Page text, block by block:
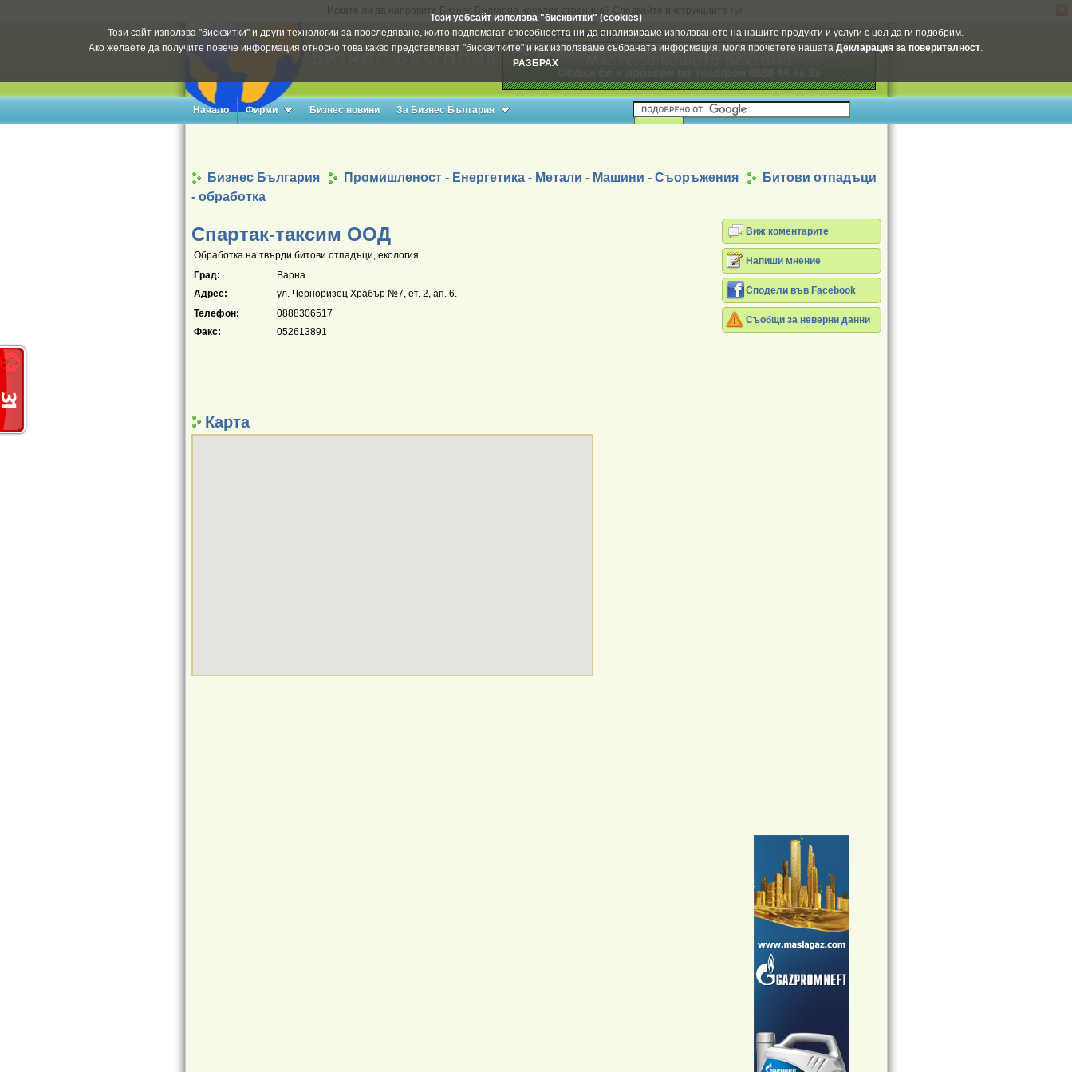
Искате ли да направите Бизнес България начална страница? Следвайте инструкциите
Този уебсайт използва "бисквитки" (cookies)
Този сайт използва "бисквитки" и други технологии за проследяване, които подпомагат способността ни да анализираме използването на нашите продукти и услуги с цел да ги подобрим.
Ако желаете да получите повече информация относно това какво представляват "бисквитките" и как използваме събраната информация, моля прочетете нашатаДекларация за поверителност.
РАЗБРАХ
Select Language ▼
Вашата реклама тук
Начало Фирми Бизнес новини За Бизнес България
Бизнес България Промишленост - Енергетика - Метали - Машини - Съоръжения
Битови отпадъци
- обработка
Спартак-таксим ООД
Обработка на твърди битови отпадъци, екология.
Град:
Варна
Адрес:
ул. Черноризец Храбър №7, ет. 2, ап. 6.
Телефон:
0888306517
Факс:
052613891
Карта
Виж коментарите
Напиши мнение
Сподели във Facebook
Съобщи за неверни данни